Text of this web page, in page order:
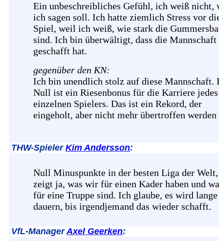
Ein unbeschreibliches Gefühl, ich weiß nicht,
ich sagen soll. Ich hatte ziemlich Stress vor
Spiel, weil ich weiß, wie stark die
sind. Ich bin überwältigt, dass die Mannschaft
geschafft hat.
gegenüber den KN:
Ich bin unendlich stolz auf diese Mannschaft.
Null ist ein Riesenbonus für die Karriere jedes
einzelnen Spielers. Das ist ein Rekord, der
eingeholt, aber nicht mehr übertroffen werden
THW-Spieler Kim Andersson:
Null Minuspunkte in der besten Liga der Welt,
zeigt ja, was wir für einen Kader haben und
für eine Truppe sind. Ich glaube, es wird lange
dauern, bis irgendjemand das wieder schafft.
VfL-ManagerAxel Geerken: